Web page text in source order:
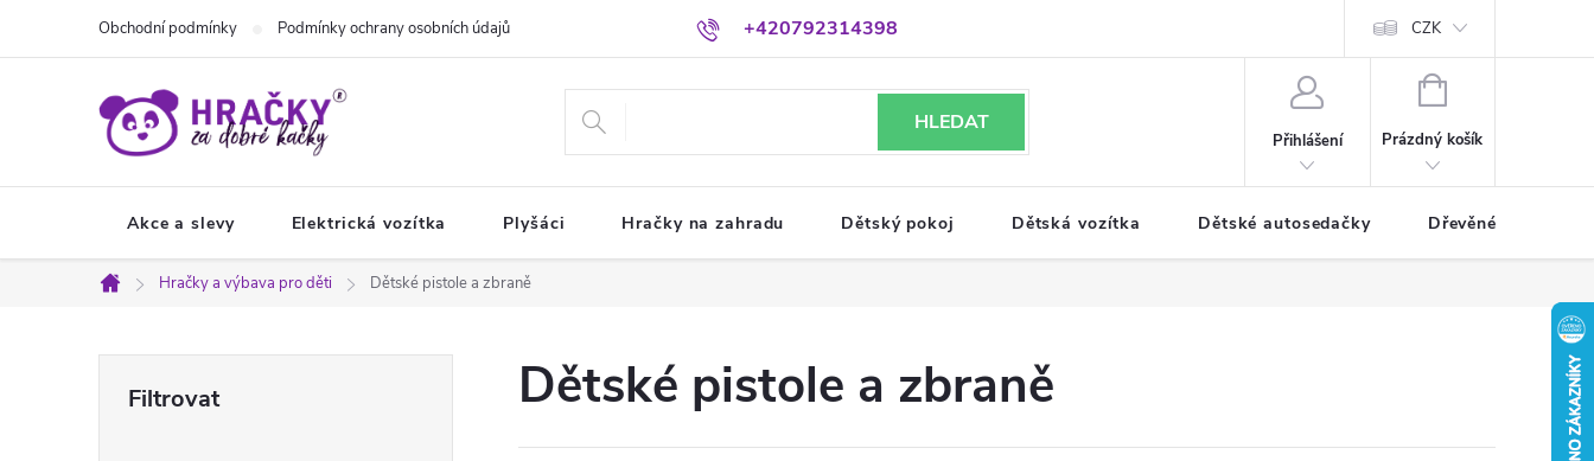
+420792314398
Obchodní podmínky Podmínky ochrany osobních údajů CZK
HLEDAT
Přihlášení
NÁKUPNÍ
Prázdný košík
Akce a slevy Elektrická vozítka Plyšáci Hračky na zahradu Dětský pokoj Dětská vozítka Dětské autosedačky Dřevěné hračky
Domů
Hračky a výbava pro děti Dětské pistole a zbraně
Dětské pistole a zbraně